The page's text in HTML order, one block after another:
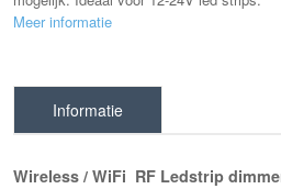
Meer informatie
Informatie
Wireless / WiFi RF Ledstrip